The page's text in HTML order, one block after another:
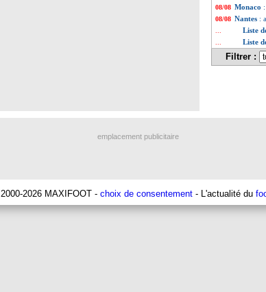
08/08 Monaco
08/08 Nantes :
Liste
Liste
Filtrer :
emplacement publicitaire
2026 MAXIFOOT - choix de consentement - L'actualité du